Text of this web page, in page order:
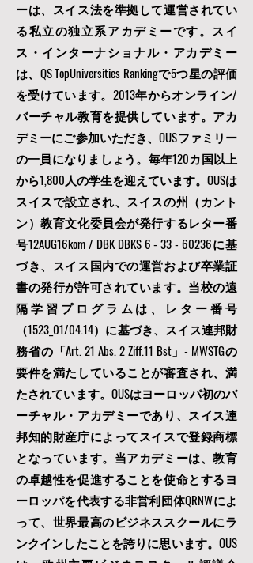
ーは、スイス法を準拠して運営されてい
る私立の独立系アカデミーです。スイ
ス・インターナショナル・アカデミー
は、QS TopUniversities Rankingで5つ星の評価
を受けています。2013年からオンライン/
バーチャル教育を提供しています。アカ
デミーにご参加いただき、OUSファミリー
の一員になりましょう。毎年120カ国以上
から1,800人の学生を迎えています。OUSは
スイスで設立され、スイスの州（カント
ン）教育文化委員会が発行するレター番
号12AUG16kom / DBK DBKS6 - 33 - 60236に基
づき、スイス国内での運営および卒業証
書の発行が許可されています。当校の遠
隔学習プログラムは、レター番号
（1523_01/04.14）に基づき、スイス連邦財
務省の「Art. 21 Abs. 2 Ziff.11 Bst」- MWSTGの
要件を満たしていることが審査され、満
たされています。OUSはヨーロッパ初のバ
ーチャル・アカデミーであり、スイス連
邦知的財産庁によってスイスで登録商標
となっています。当アカデミーは、教育
の卓越性を促進することを使命とするヨ
ーロッパを代表する非営利団体QRNWによ
って、 世界最高のビジネススクールにラ
ンクインしたことを誇りに思います。OUS